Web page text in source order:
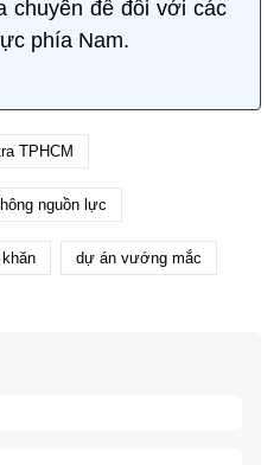
chuyên đề đối với các
phía Nam.
TPHCM
nguồn lực
dự án vướng mắc